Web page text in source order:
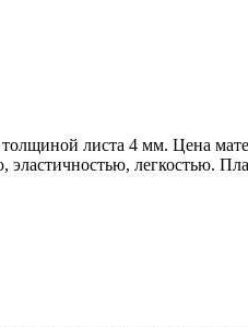
листа 4 мм. Цена
эластичностью, легкостью.